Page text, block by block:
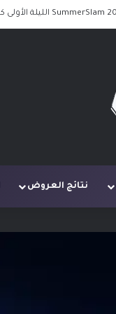
نتائج العروض